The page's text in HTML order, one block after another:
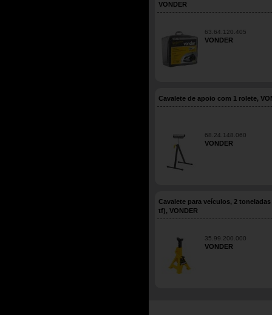
VONDER
63.64.120.405
VONDER
Cavalete de apoio com 1 rolete,
68.24.148.060
VONDER
Cavalete para veículos, 2 toneladas
tf), VONDER
35.99.200.000
VONDER